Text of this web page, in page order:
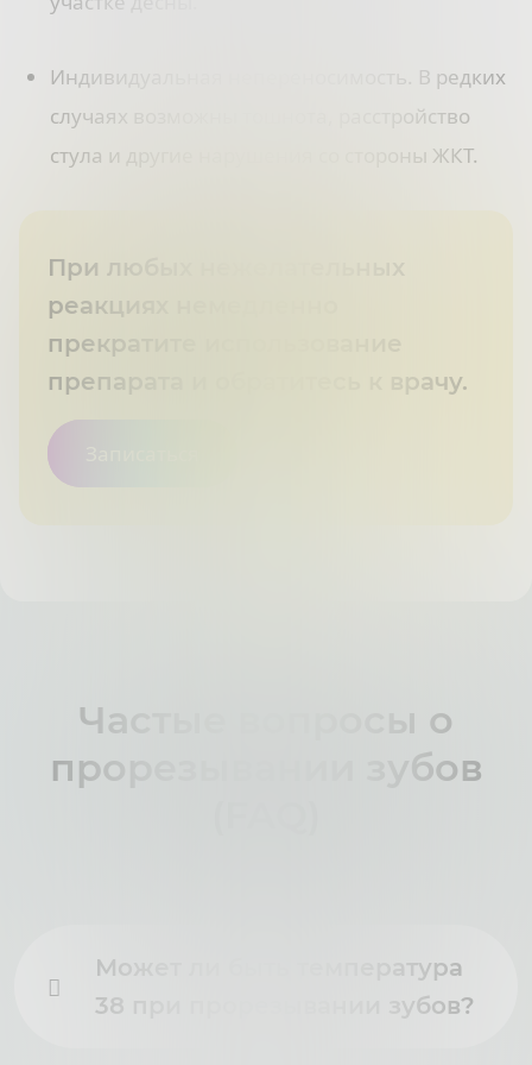
Индивидуальная непереносимость. В редких
случаях возможны тошнота, расстройство
стула и другие нарушения со стороны ЖКТ.
При любых нежелательных
реакциях немедленно
прекратите использование
препарата и обратитесь к врачу.
Частые вопросы о
прорезывании зубов
Может ли быть температура
38 при прорезывании зубов?